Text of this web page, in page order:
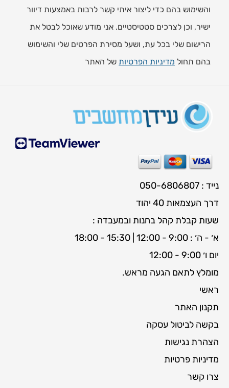
והשימוש בהם כדי ליצור איתי קשר לרבות באמצעות דיוור
ישיר, וכן לצרכים סטטיסטיים. אני מודע שאוכל לבטל את
הרישום שלי בכל עת, ושעל מסירת הפרטים שלי והשימוש
בהם תחול מדיניות הפרטיותשל האתר
נייד : 050-6806807
דרך העצמאות 40 יהוד
שעות קבלת קהל בחנות ובמעבדה :
א׳ - ה׳ : 9:00 - 12:00 | 15:30 - 18:00
יום ו׳ 9:00 - 12:00
מומלץ לתאם הגעה מראש.
ראשי
תקנון האתר
בקשה לביטול עסקה
הצהרת נגישות
מדיניות פרטיות
צרו קשר